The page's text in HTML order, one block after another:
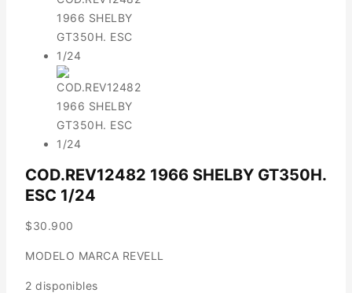
COD.REV12482 1966 SHELBY GT350H.
ESC 1/24
$30.900
MODELO MARCA REVELL
2 disponibles